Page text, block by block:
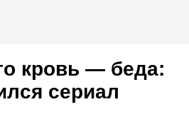
кровь — беда:
сериал